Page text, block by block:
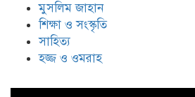
মুসলিম জাহান
শিক্ষা ও সংস্কৃতি
সাহিত্য
হজ্জ ও ওমরাহ